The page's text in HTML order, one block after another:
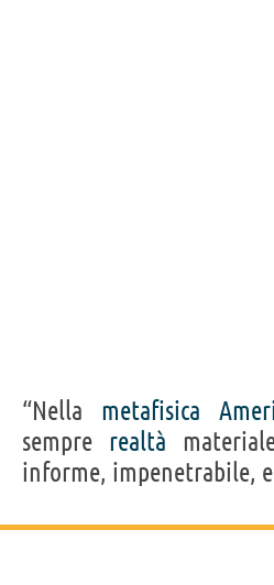
“Nella metafisica
sempre realtà
informe, impenetrabile, e